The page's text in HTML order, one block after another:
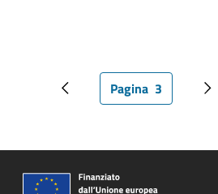
Pagina precedentePagina attuale
Pagina 3